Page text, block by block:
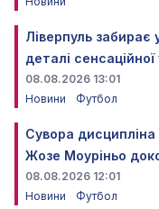
Ліверпуль забирає
деталі сенсаційної
08.08.2026 13:01
Новини
Футбол
Сувора дисципліна
Жозе Моуріньо
08.08.2026 12:01
Новини
Футбол